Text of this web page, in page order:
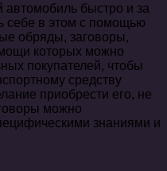
автомобиль быстро и за
себе в этом с помощью
обряды, заговоры,
которых можно
покупателей, чтобы
средству
приобрести его, не
можно
знаниями и